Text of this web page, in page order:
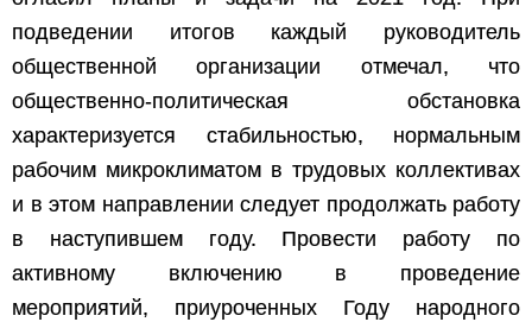
подведении итогов каждый руководитель
общественной организации отмечал, что
общественно-политическая обстановка
характеризуется стабильностью, нормальным
рабочим микроклиматом в трудовых коллективах
и в этом направлении следует продолжать работу
в наступившем году. Провести работу по
активному включению в проведение
мероприятий, приуроченных Году народного